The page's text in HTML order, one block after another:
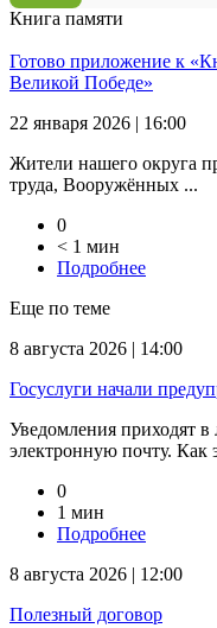
Книга памяти
Готово приложение к
Великой Победе»
22 января 2026 | 16:00
Жители нашего округа
труда, Вооружённых ...
0
< 1 мин
Подробнее
Еще по теме
8 августа 2026 | 14:00
Госуслуги начали
Уведомления приходят
электронную почту. Как
0
1 мин
Подробнее
8 августа 2026 | 12:00
Полезный договор